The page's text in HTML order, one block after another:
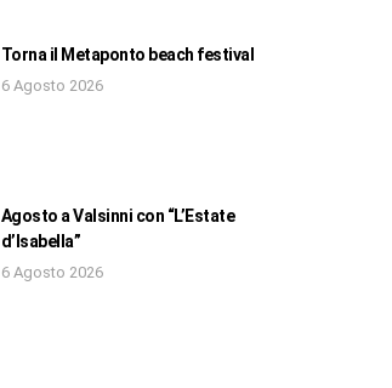
Torna il Metaponto beach festival
6 Agosto 2026
Agosto a Valsinni con “L’Estate
d’Isabella”
6 Agosto 2026